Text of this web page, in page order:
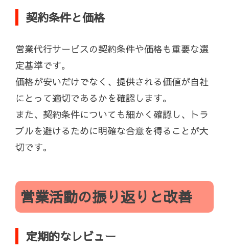
契約条件と価格
営業代行サービスの契約条件や価格も重要な選
定基準です。
価格が安いだけでなく、提供される価値が自社
にとって適切であるかを確認します。
また、契約条件についても細かく確認し、トラ
ブルを避けるために明確な合意を得ることが大
切です。
営業活動の振り返りと改善
定期的なレビュー